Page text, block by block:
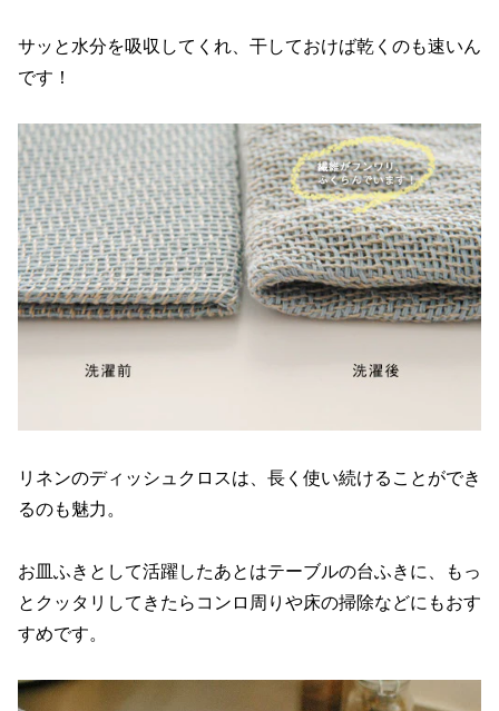
サッと水分を吸収してくれ、干しておけば乾くのも速いん
です！
リネンのディッシュクロスは、長く使い続けることができ
るのも魅力。
お皿ふきとして活躍したあとはテーブルの台ふきに、もっ
とクッタリしてきたらコンロ周りや床の掃除などにもおす
すめです。